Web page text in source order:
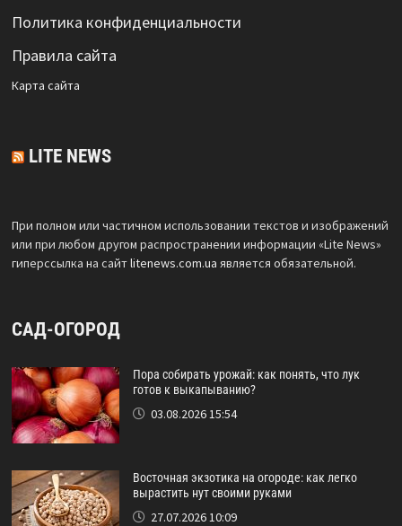
Политика конфиденциальности
Правила сайта
Карта сайта
LITE NEWS
При полном или частичном использовании текстов и изображений
или при любом другом распространении информации «Lite News»
гиперссылка на сайтlitenews.com.ua является обязательной.
САД-ОГОРОД
Пора собирать урожай: как понять, что лук
готов к выкапыванию?
03.08.2026 15:54
Восточная экзотика на огороде: как легко
вырастить нут своими руками
27.07.2026 10:09